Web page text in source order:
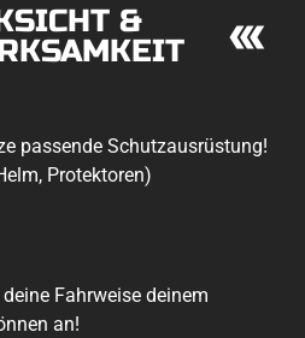
&
passende Schutzausrüstung!
Protektoren)
deine Fahrweise deinem
an!